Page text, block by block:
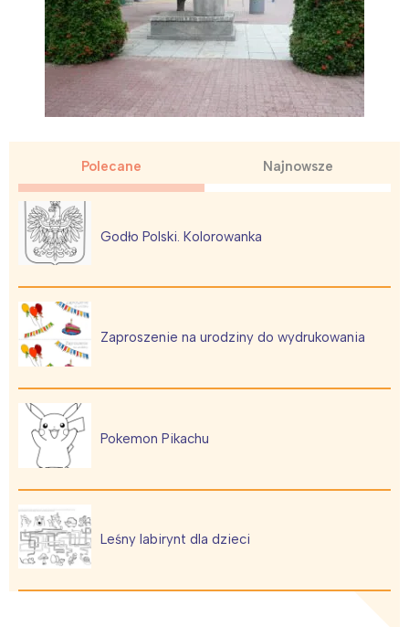
Polecane Najnowsze
Godło Polski. Kolorowanka
Zaproszenie na urodziny do wydrukowania
Pokemon Pikachu
Leśny labirynt dla dzieci